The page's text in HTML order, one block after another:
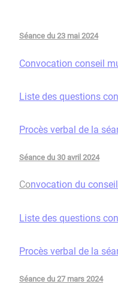
Séance du 23 mai 2024
Convocation conseil
Liste des questions
Procès verbal de la
Séance du 30 avril 2024
Convocation du
Liste des questions
Procès verbal de la
Séance du 27 mars 2024